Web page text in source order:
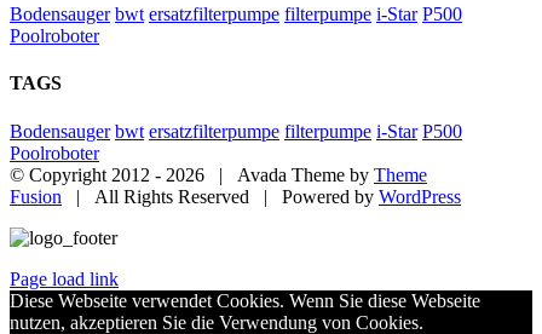
Bodensauger bwt ersatzfilterpumpe filterpumpe i-Star P500
Poolroboter
TAGS
Bodensauger bwt ersatzfilterpumpe filterpumpe i-Star P500
Poolroboter
© Copyright 2012 - 2026 | Avada Theme by Theme
Fusion | All Rights Reserved | Powered by WordPress
Page load link
Diese Webseite verwendet Cookies. Wenn Sie diese Webseite
nutzen, akzeptieren Sie die Verwendung von Cookies.